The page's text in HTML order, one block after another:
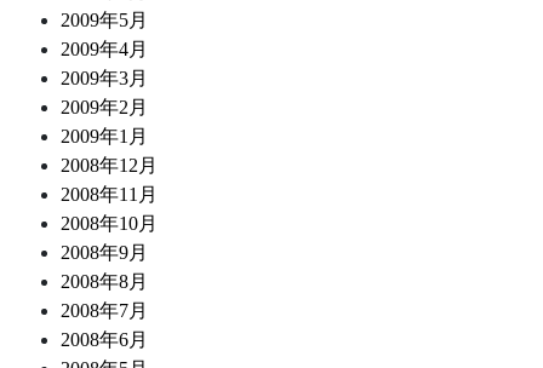
2009年5月
2009年4月
2009年3月
2009年2月
2009年1月
2008年12月
2008年11月
2008年10月
2008年9月
2008年8月
2008年7月
2008年6月